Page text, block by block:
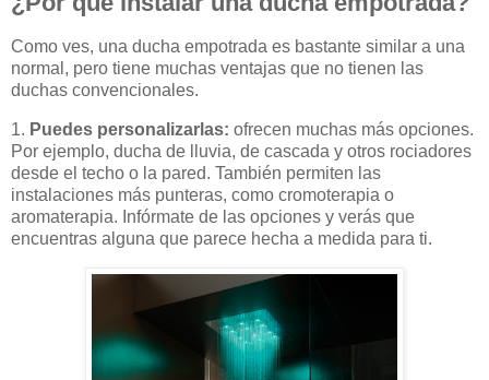
Como ves, una ducha empotrada es bastante similar a una
normal, pero tiene muchas ventajas que no tienen las
duchas convencionales.
1. Puedes personalizarlas: ofrecen muchas más opciones.
Por ejemplo, ducha de lluvia, de cascada y otros rociadores
desde el techo o la pared. También permiten las
instalaciones más punteras, como cromoterapia o
aromaterapia. Infórmate de las opciones y verás que
encuentras alguna que parece hecha a medida para ti.